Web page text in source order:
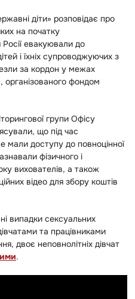
діти» розповідає про
на початку
евакуювали до
і їхніх супроводжуючих з
за кордон у межах
організованого фондом
групи Офісу
що під час
мали доступу до повноцінної
фізичного і
вихователів, а також
відео для збору коштів
випадки сексуальних
та працівниками
двоє неповнолітніх дівчат
.